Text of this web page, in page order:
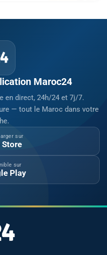
Maroc24
en direct, 24h/24 et 7j/7.
— tout le Maroc dans votre
sur
Store
sur
Play